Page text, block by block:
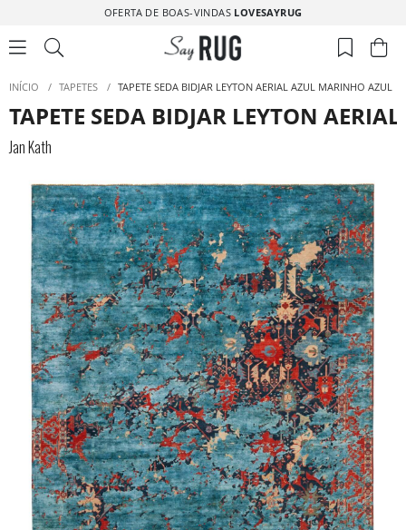
OFERTA DE BOAS-VINDAS LOVESAYRUG
INÍCIO / TAPETES / TAPETE SEDA BIDJAR LEYTON AERIAL AZUL MARINHO AZUL
TAPETE SEDA BIDJAR LEYTON
Jan Kath